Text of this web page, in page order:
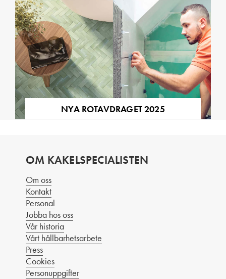
NYA ROTAVDRAGET 2025
OM KAKELSPECIALISTEN
Om oss
Kontakt
Personal
Jobba hos oss
Vår historia
Vårt hållbarhetsarbete
Press
Cookies
Personuppgifter